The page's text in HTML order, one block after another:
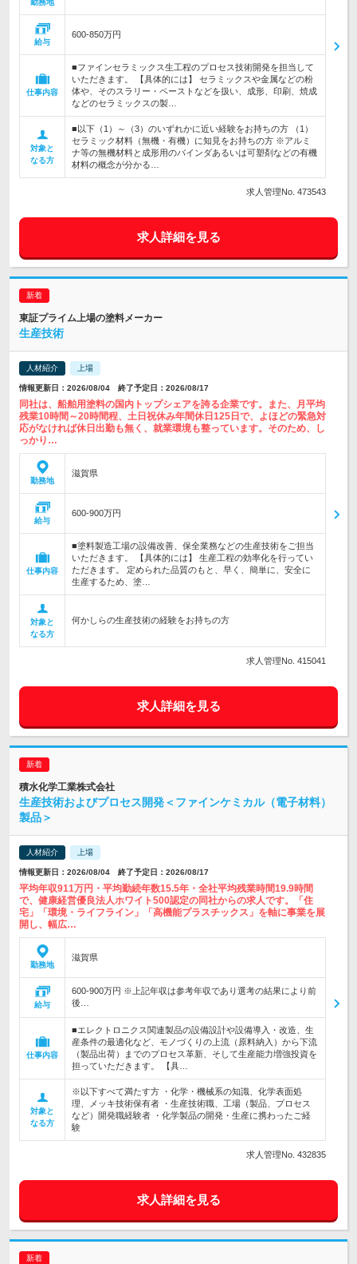
勤務地
給与
600-850万円
仕事内容
■ファインセラミックス生工程のプロセス技術開発を担当して
いただきます。 【具体的には】 セラミックスや金属などの粉
体や、そのスラリー・ペーストなどを扱い、成形、印刷、焼成
などのセラミックスの製…
対象と
なる方
■以下（1）～（3）のいずれかに近い経験をお持ちの方 （1）
セラミック材料（無機・有機）に知見をお持ちの方 ※アルミ
ナ等の無機材料と成形用のバインダあるいは可塑剤などの有機
材料の概念が分かる…
求人管理No. 473543
求人詳細を見る
東証プライム上場の塗料メーカー
生産技術
人材紹介 上場
情報更新日：2026/08/04 終了予定日：2026/08/17
同社は、船舶用塗料の国内トップシェアを誇る企業です。また、月平均
残業10時間～20時間程、土日祝休み年間休日125日で、よほどの緊急対
応がなければ休日出勤も無く、就業環境も整っています。そのため、し
っかり…
勤務地
滋賀県
給与
600-900万円
仕事内容
■塗料製造工場の設備改善、保全業務などの生産技術をご担当
いただきます。 【具体的には】 生産工程の効率化を行ってい
ただきます。 定められた品質のもと、早く、簡単に、安全に
生産するため、塗…
対象と
なる方
何かしらの生産技術の経験をお持ちの方
求人管理No. 415041
求人詳細を見る
積水化学工業株式会社
生産技術およびプロセス開発＜ファインケミカル（電子材料）
製品＞
人材紹介 上場
情報更新日：2026/08/04 終了予定日：2026/08/17
平均年収911万円・平均勤続年数15.5年・全社平均残業時間19.9時間
で、健康経営優良法人ホワイト500認定の同社からの求人です。「住
宅」「環境・ライフライン」「高機能プラスチックス」を軸に事業を展
開し、幅広…
勤務地
滋賀県
給与
600-900万円 ※上記年収は参考年収であり選考の結果により前
後…
仕事内容
■エレクトロニクス関連製品の設備設計や設備導入・改造、生
産条件の最適化など、モノづくりの上流（原料納入）から下流
（製品出荷）までのプロセス革新、そして生産能力増強投資を
担っていただきます。 【具…
対象と
なる方
※以下すべて満たす方 ・化学・機械系の知識、化学表面処
理、メッキ技術保有者 ・生産技術職、工場（製品、プロセス
など）開発職経験者 ・化学製品の開発・生産に携わったご経
験
求人管理No. 432835
求人詳細を見る